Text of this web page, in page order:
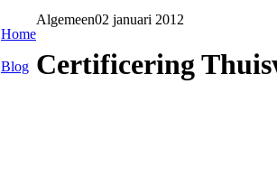
Home
Blog
Algemeen02 januari 2012
Certificering